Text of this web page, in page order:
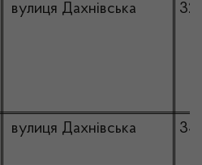
вулиця Дахнівська 32
вулиця Дахнівська 34